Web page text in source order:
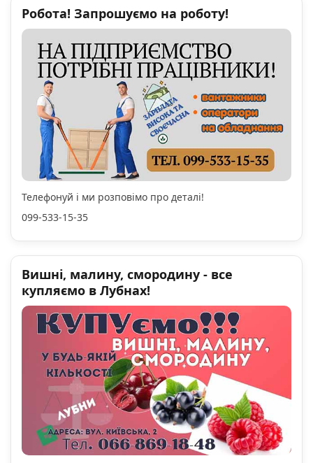
Робота! Запрошуємо на роботу!
Телефонуй і ми розповімо про деталі!
099-533-15-35
Вишні, малину, смородину - все
купляємо в Лубнах!